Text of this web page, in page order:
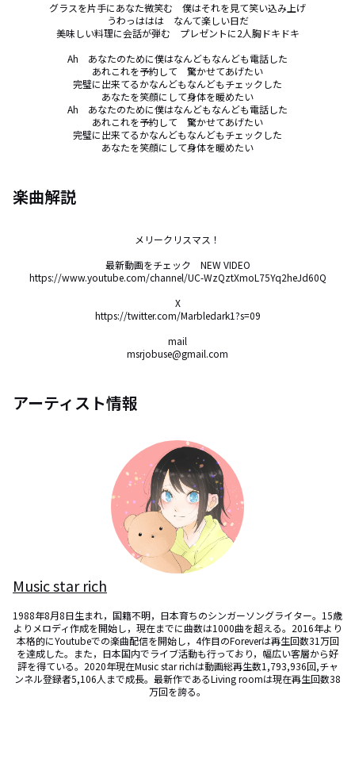
グラスを片手にあなた微笑む　僕はそれを見て笑い込み上げ
うわっははは　なんて楽しい日だ
美味しい料理に会話が弾む　プレゼントに2人胸ドキドキ
Ah　あなたのために僕はなんどもなんども電話した
あれこれを予約して　驚かせてあげたい
完璧に出来てるかなんどもなんどもチェックした
あなたを笑顔にして身体を暖めたい
Ah　あなたのために僕はなんどもなんども電話した
あれこれを予約して　驚かせてあげたい
完璧に出来てるかなんどもなんどもチェックした
あなたを笑顔にして身体を暖めたい
楽曲解説
メリークリスマス！
最新動画をチェック　NEW VIDEO
https://www.youtube.com/channel/UC-WzQztXmoL75Yq2heJd60Q
X
https://twitter.com/Marbledark1?s=09
mail
msrjobuse@gmail.com
アーティスト情報
Music star rich
1988年8月8日生まれ，国籍不明，日本育ちのシンガーソングライター。15歳
よりメロディ作成を開始し，現在までに曲数は1000曲を超える。2016年より
本格的にYoutubeでの楽曲配信を開始し，4作目のForeverは再生回数31万回
を達成した。また，日本国内でライブ活動も行っており，幅広い客層から好
評を得ている。2020年現在Music star richは動画総再生数1,793,936回,チャ
ンネル登録者5,106人まで成長。最新作であるLiving roomは現在再生回数38
万回を誇る。